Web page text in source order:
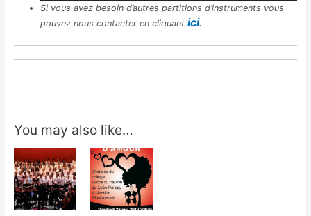
Si vous avez besoin d’autres partitions d’instruments vous
pouvez nous contacter en cliquant ici.
You may also like…